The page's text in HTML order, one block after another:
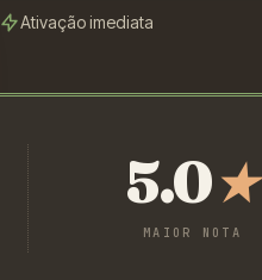
Ativação imediata
5.0★
MAIOR NOTA